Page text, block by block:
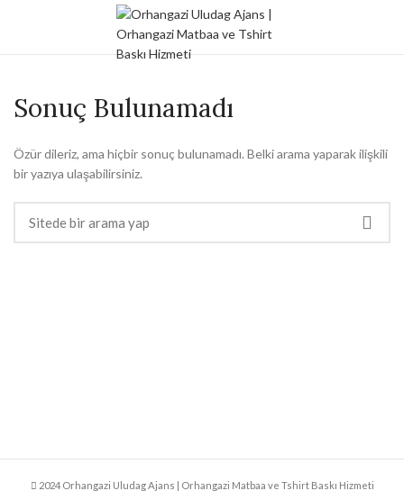
Sonuç Bulunamadı
Özür dileriz, ama hiçbir sonuç bulunamadı. Belki arama yaparak ilişkili
bir yazıya ulaşabilirsiniz.
2024 Orhangazi Uludag Ajans | Orhangazi Matbaa ve Tshirt Baskı Hizmeti